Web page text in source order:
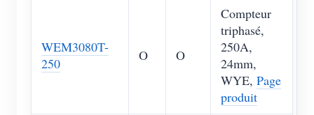
WEM3080T-
250
O O
Compteur
triphasé,
250A,
24mm,
WYE, Page
produit